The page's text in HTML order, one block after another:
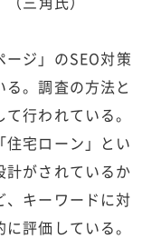
ジ」のSEO対策
。調査の方法と
行われている。
宅ローン」とい
計がされているか
、キーワードに対
評価している。